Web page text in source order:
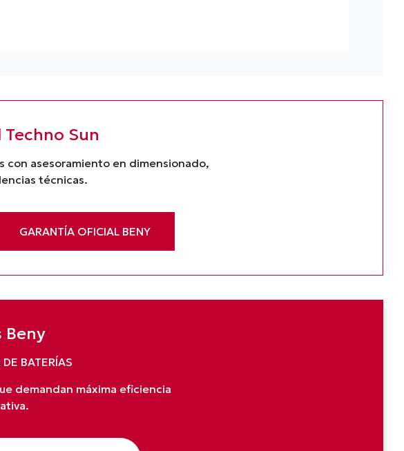
Sun
con asesoramiento en dimensionado,
técnicas.
GARANTÍA OFICIAL BENY
Beny
BATERÍAS
demandan máxima eficiencia